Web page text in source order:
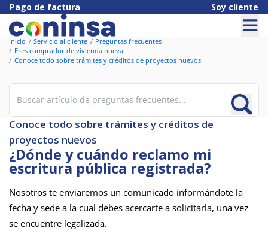
Pago de factura Soy cliente
Inicio Servicio al cliente
Preguntas frecuentes
Eres comprador de vivienda nueva
Conoce todo sobre trámites y créditos de proyectos nuevos
Conoce todo sobre trámites y créditos de
proyectos nuevos
¿Dónde y cuándo reclamo mi
escritura pública registrada?
Nosotros te enviaremos un comunicado informándote la
fecha y sede a la cual debes acercarte a solicitarla, una vez
se encuentre legalizada.